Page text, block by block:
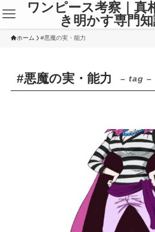
ワンピース考察｜真
き明かす専門
ホーム #悪魔の実・能力
#悪魔の実・能力 – tag –